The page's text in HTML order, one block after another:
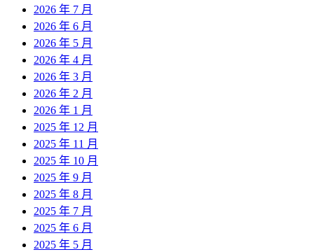
2026 年 7 月
2026 年 6 月
2026 年 5 月
2026 年 4 月
2026 年 3 月
2026 年 2 月
2026 年 1 月
2025 年 12 月
2025 年 11 月
2025 年 10 月
2025 年 9 月
2025 年 8 月
2025 年 7 月
2025 年 6 月
2025 年 5 月